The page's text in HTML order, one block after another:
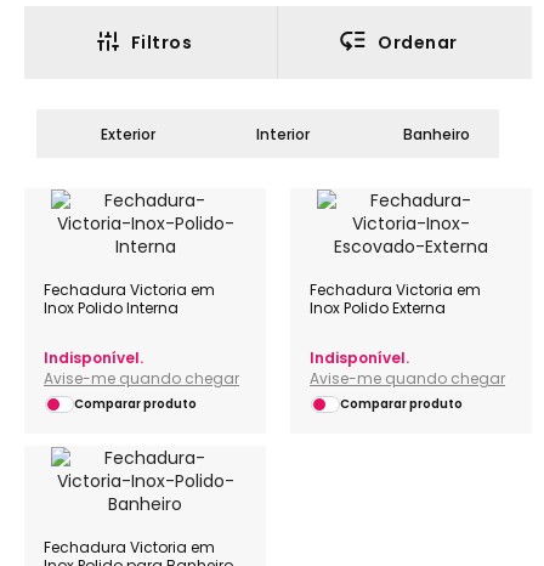
Filtros Ordenar
Exterior Interior Banheiro
Fechadura Victoria em
Inox Polido Interna
Indisponível.
Avise-me quando chegar
Comparar produto
Fechadura Victoria em
Inox Polido Externa
Indisponível.
Avise-me quando chegar
Comparar produto
Fechadura Victoria em